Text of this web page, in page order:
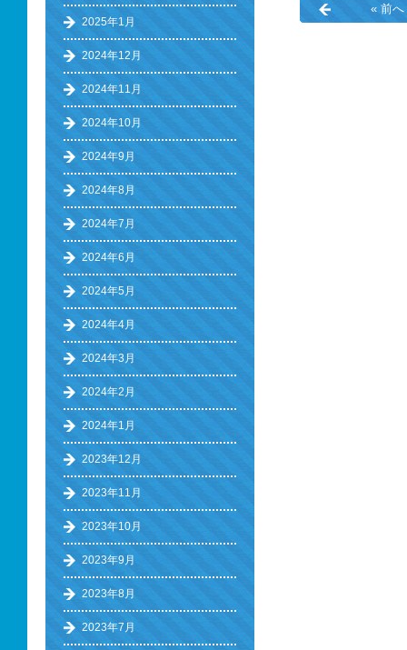
« 前へ
2025年1月
2024年12月
2024年11月
2024年10月
2024年9月
2024年8月
2024年7月
2024年6月
2024年5月
2024年4月
2024年3月
2024年2月
2024年1月
2023年12月
2023年11月
2023年10月
2023年9月
2023年8月
2023年7月